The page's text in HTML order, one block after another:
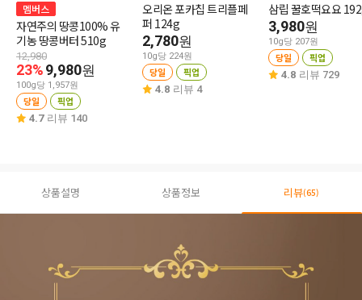
멤버스
자연주의 땅콩100% 유
기농 땅콩버터 510g
12,980
23%9,980원
100g당 1,957원
당일 픽업
4.7 리뷰 140
오리온 포카칩 트리플페
퍼 124g
2,780원
10g당 224원
당일 픽업
4.8 리뷰 4
삼립 꿀호떡요요
3,980원
10g당 207원
당일 픽업
4.8 리뷰 729
상품설명 상품정보 리뷰(65)